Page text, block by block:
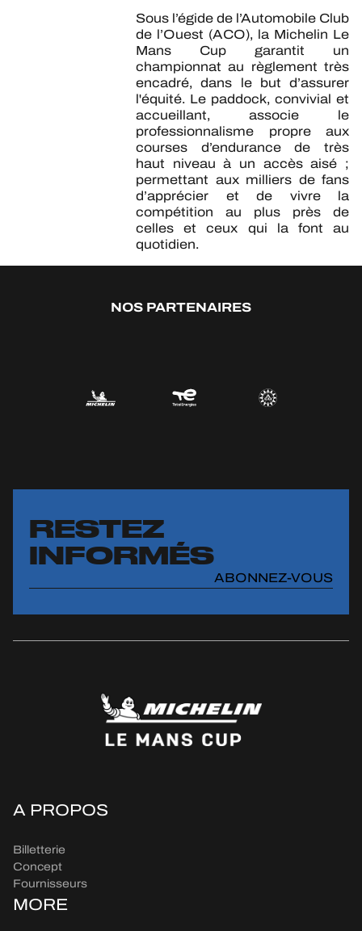
Sous l’égide de l’Automobile Club
de l’Ouest (ACO), la Michelin Le
Mans Cup garantit un
championnat au règlement très
encadré, dans le but d’assurer
l'équité. Le paddock, convivial et
accueillant, associe le
professionnalisme propre aux
courses d’endurance de très
haut niveau à un accès aisé ;
permettant aux milliers de fans
d’apprécier et de vivre la
compétition au plus près de
celles et ceux qui la font au
quotidien.
NOS PARTENAIRES
RESTEZ
INFORMÉS
ABONNEZ-VOUS
A PROPOS
Billetterie
Concept
Fournisseurs
MORE